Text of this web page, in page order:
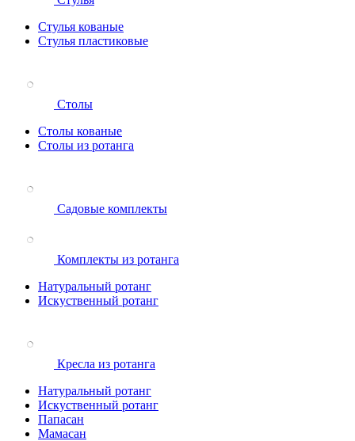
Стулья кованые
Стулья пластиковые
Столы
Столы кованые
Столы из ротанга
Садовые комплекты
Комплекты из ротанга
Натуральный ротанг
Искуственный ротанг
Кресла из ротанга
Натуральный ротанг
Искуственный ротанг
Папасан
Мамасан